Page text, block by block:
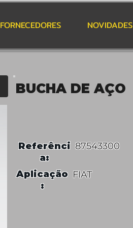
FORNECEDORES NOVIDADES
BUCHA DE AÇO
Referênci
a:
87543300
Aplicação
:
FIAT